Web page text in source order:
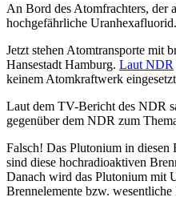
An Bord des Atomfrachters, der
hochgefährliche
Jetzt stehen Atomtransporte mit
Hansestadt Hamburg. Laut NDR
keinem Atomkraftwerk
Laut dem TV-Bericht des NDR
gegenüber dem NDR zum
Falsch! Das Plutonium in diesen
sind diese hochradioaktiven
Danach wird das Plutonium mit
Brennelemente bzw.